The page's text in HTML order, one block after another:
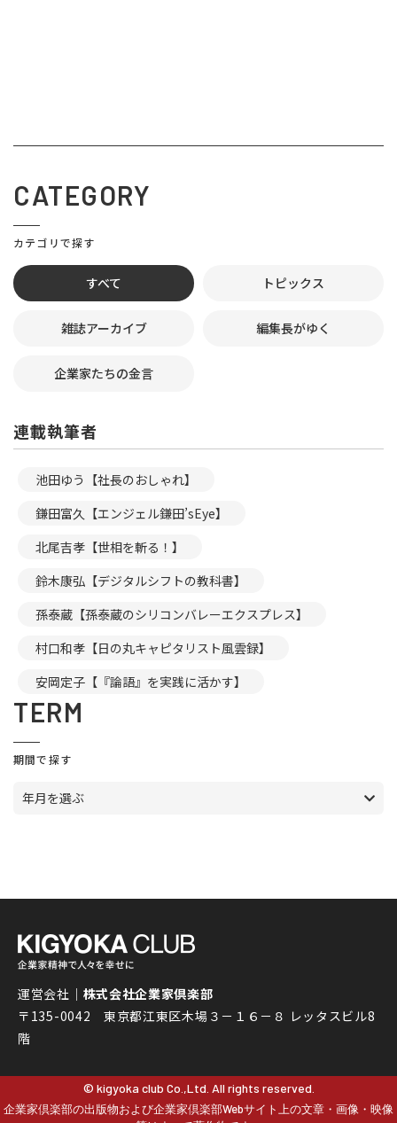
CATEGORY
カテゴリで探す
すべて トピックス
雑誌アーカイブ 編集長がゆく
企業家たちの金言
連載執筆者
池田ゆう【社長のおしゃれ】
鎌田富久【エンジェル鎌田’sEye】
北尾吉孝【世相を斬る！】
鈴木康弘【デジタルシフトの教科書】
孫泰蔵【孫泰蔵のシリコンバレーエクスプレス】
村口和孝【日の丸キャピタリスト風雲録】
安岡定子【『論語』を実践に活かす】
TERM
期間で探す
年月を選ぶ
運営会社｜ 株式会社企業家倶楽部
〒135-0042 東京都江東区木場３－１６－８ レッタスビル8
階
© kigyoka club Co.,Ltd. All rights reserved.
企業家倶楽部の出版物および企業家倶楽部Webサイト上の文章・画像・映像